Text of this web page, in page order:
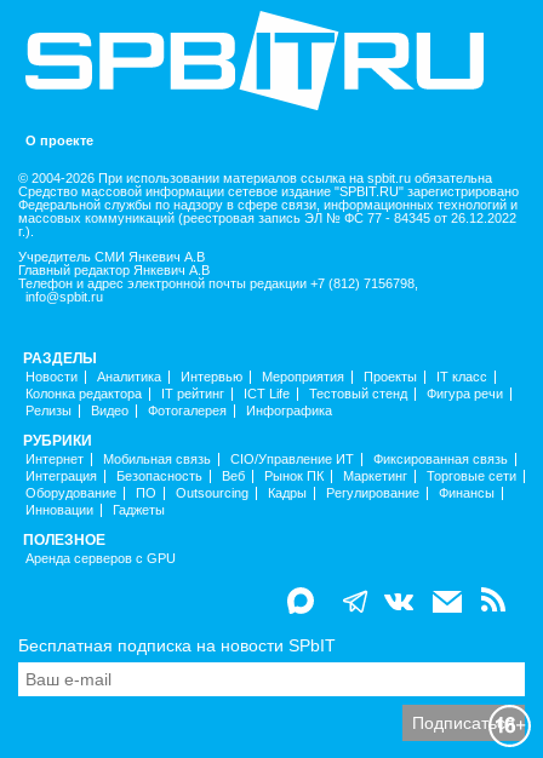
О проекте
© 2004-2026 При использовании материалов ссылка на spbit.ru обязательна
Средство массовой информации сетевое издание "SPBIT.RU" зарегистрировано
Федеральной службы по надзору в сфере связи, информационных технологий и
массовых коммуникаций (реестровая запись ЭЛ № ФС 77 - 84345 от 26.12.2022
г.).
Учредитель СМИ Янкевич А.В
Главный редактор Янкевич А.В
Телефон и адрес электронной почты редакции +7 (812) 7156798,
info@spbit.ru
РАЗДЕЛЫ
Новости Аналитика Интервью Мероприятия Проекты
IT класс
Колонка редактора
IT рейтинг ICT Life Тестовый стенд
Фигура речи
Релизы
Видео Фотогалерея Инфографика
РУБРИКИ
Интернет Мобильная связь CIO/Управление ИТ
Фиксированная связь
Интеграция
Безопасность Веб Рынок ПК Маркетинг
Торговые сети
Оборудование
ПО Outsourcing Кадры Регулирование
Финансы
Инновации
Гаджеты
ПОЛЕЗНОЕ
Аренда серверов с GPU
Бесплатная подписка на новости SPbIT